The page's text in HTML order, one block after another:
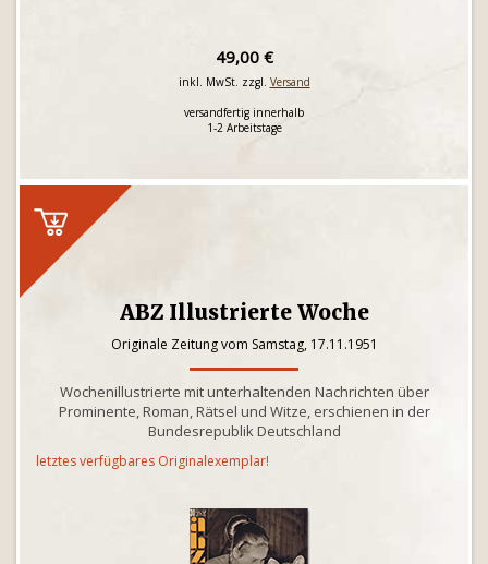
49,00 €
inkl. MwSt. zzgl. Versand
versandfertig innerhalb
1-2 Arbeitstage
ABZ Illustrierte Woche
Originale Zeitung vom Samstag, 17.11.1951
Wochenillustrierte mit unterhaltenden Nachrichten über
Prominente, Roman, Rätsel und Witze, erschienen in der
Bundesrepublik Deutschland
letztes verfügbares Originalexemplar!